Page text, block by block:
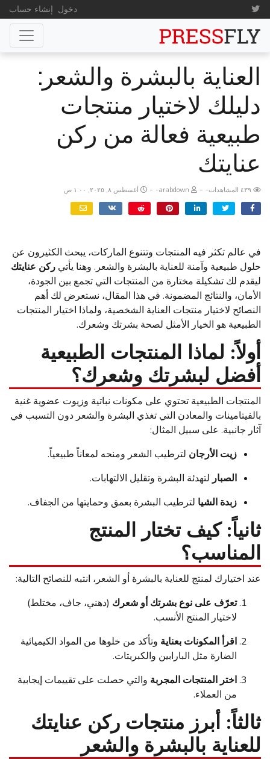
دخول إنشاء حساب
العناية بالبشرة والشعر:
دليلك لاختيار منتجات
طبيعية فعالة من ركن
عنايتك
-
- أغسطس ٨, ٢٠٢٥, ١:٠٠ ص
في عالم تكثر فيه المنتجات وتتنوع الماركات، يبحث الكثيرون عن
حلول طبيعية وآمنة للعناية بالبشرة والشعر. وهنا يأتي ركن عنايتك
ليقدم لك تشكيلة مختارة من المنتجات التي تجمع بين الجودة،
الأمان، والنتائج المضمونة. في هذا المقال، نستعرض لك أهم
النصائح لاختيار منتجات العناية الشخصية، ولماذا اختيار المنتجات
الطبيعية هو الخيار الأمثل لصحة بشرتك وشعرك.
أولاً: لماذا المنتجات الطبيعية
أفضل لبشرتك وشعرك؟
المنتجات الطبيعية تحتوي على مكونات نباتية وزيوت عضوية غنية
بالفيتامينات والمعادن التي تغذي البشرة والشعر دون التسبب في
آثار جانبية. على سبيل المثال:
زيت الأرجان لترطيب الشعر ومنحه لمعاناً طبيعياً.
الصبار لتهدئة البشرة وتقليل الالتهابات.
زبدة الشيا لترطيب البشرة بعمق وحمايتها من الجفاف.
ثانياً: كيف تختار المنتج
المناسب؟
عند اختيارك لمنتج للعناية بالبشرة أو الشعر، انتبه للنصائح التالية:
تعرّف على نوع بشرتك أو شعرك (دهني، جاف، مختلط)
لاختيار المنتج الأنسب.
اقرأ المكونات بعناية وتأكد من خلوها من المواد الكيميائية
الضارة مثل البارابين والكبريتات.
اختر المنتجات المجربة والتي حصلت على تقييمات إيجابية
من العملاء.
ثالثاً: أبرز منتجات ركن عنايتك
للعناية بالبشرة والشعر